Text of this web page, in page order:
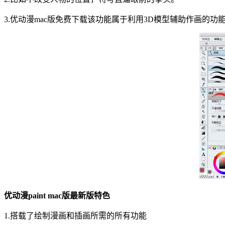
3.优动漫mac版免费下载该功能属于利用3D模型辅助作画的功
优动漫paint mac版最新版特色
1.搭载了绘制漫画和插画所需的所有功能